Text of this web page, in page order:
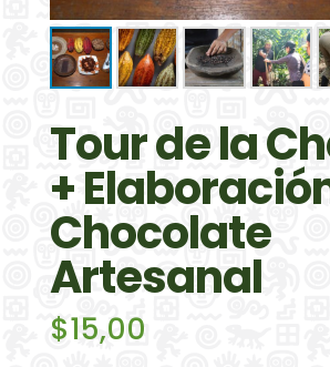
Tour de la
+
Chocolate
Artesanal
$15,00